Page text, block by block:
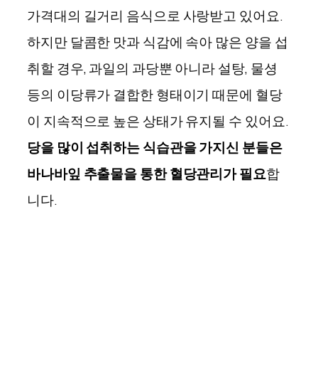
가격대의 길거리 음식으로 사랑받고 있어요.
하지만 달콤한 맛과 식감에 속아 많은 양을 섭
취할 경우, 과일의 과당뿐 아니라 설탕, 물셩
등의 이당류가 결합한 형태이기 때문에 혈당
이 지속적으로 높은 상태가 유지될 수 있어요.
당을 많이 섭취하는 식습관을 가지신 분들은
바나바잎 추출물을 통한 혈당관리가 필요합
니다.